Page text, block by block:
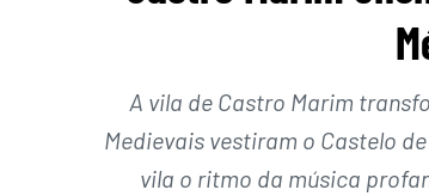
A vila de Castro Marim
Medievais vestiram o Castelo
vila o ritmo da música